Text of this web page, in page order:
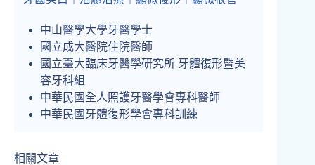
中山醫學大學牙醫學士
國立成大醫院住院醫師
國立臺大臨床牙醫學研究所 牙體復形暨美
容牙科組
中華民國全人照護牙醫學會專科醫師
中華民國牙體復形學會專科訓練
相關文章